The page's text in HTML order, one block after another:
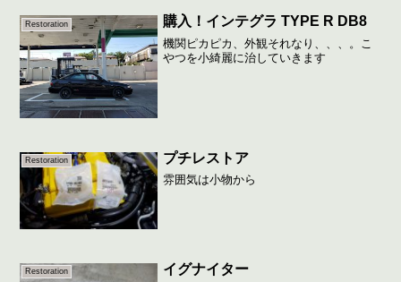
Restoration 購入！インテグラ TYPE R DB8
機関ピカピカ、外観それなり、、、。こ
やつを小綺麗に治していきます
Restoration プチレストア
雰囲気は小物から
Restoration イグナイター